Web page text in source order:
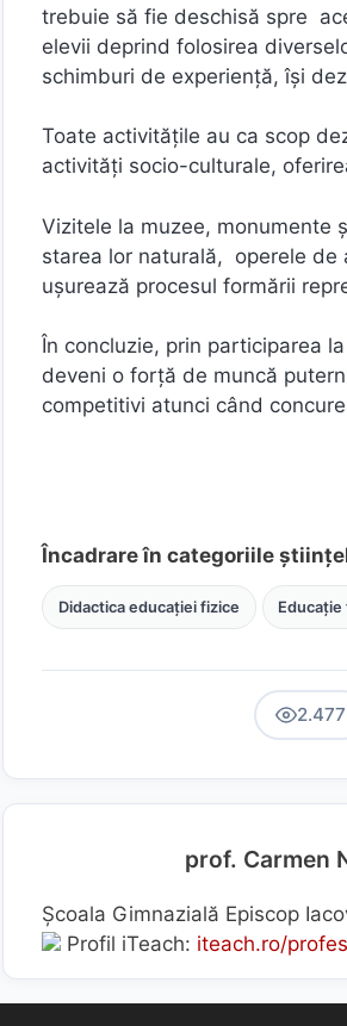
trebuie să fie deschisă spre
elevii deprind folosirea
schimburi de experiență, își
Toate activitățile au ca scop
activități socio-culturale,
Vizitele la muzee, monumente
starea lor naturală, operele de
ușurează procesul formării
În concluzie, prin participarea
deveni o forţă de muncă
competitivi atunci când
Încadrare în categoriile
Didactica educației fizice Educație
2.477
prof. Carmen
Școala Gimnazială Episcop
Profil iTeach: iteach.ro/